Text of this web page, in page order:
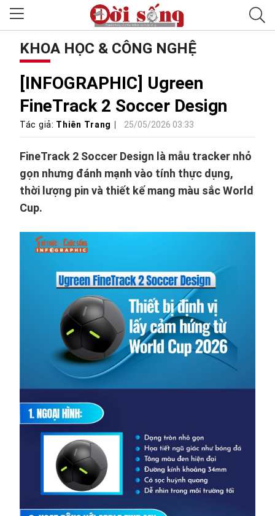
KHOA HỌC & CÔNG NGHỆ
[INFOGRAPHIC] Ugreen
FineTrack 2 Soccer Design
Tác giả: Thiên Trang 25/05/2026 03:33
FineTrack 2 Soccer Design là mẫu tracker nhỏ
gọn nhưng đánh mạnh vào tính thực dụng,
thời lượng pin và thiết kế mang màu sắc World
Cup.